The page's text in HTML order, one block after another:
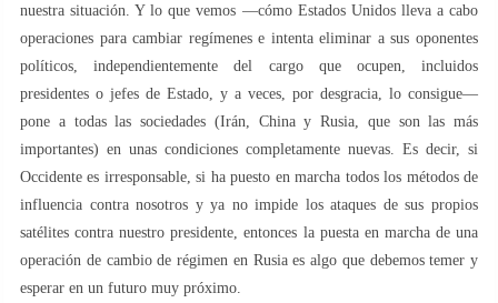
nuestra situación. Y lo que vemos —cómo Estados Unidos lleva a cabo
operaciones para cambiar regímenes e intenta eliminar a sus oponentes
políticos, independientemente del cargo que ocupen, incluidos
presidentes o jefes de Estado, y a veces, por desgracia, lo consigue—
pone a todas las sociedades (Irán, China y Rusia, que son las más
importantes) en unas condiciones completamente nuevas. Es decir, si
Occidente es irresponsable, si ha puesto en marcha todos los métodos de
influencia contra nosotros y ya no impide los ataques de sus propios
satélites contra nuestro presidente, entonces la puesta en marcha de una
operación de cambio de régimen en Rusia es algo que debemos temer y
esperar en un futuro muy próximo.